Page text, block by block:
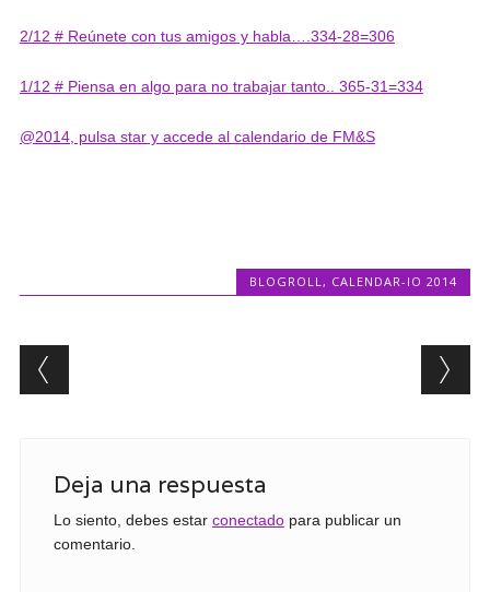
2/12 # Reúnete con tus amigos y habla….334-28=306
1/12 # Piensa en algo para no trabajar tanto.. 365-31=334
@2014, pulsa star y accede al calendario de FM&S
BLOGROLL, CALENDAR-IO 2014
Post navigation
Deja una respuesta
Lo siento, debes estar conectadopara publicar un
comentario.